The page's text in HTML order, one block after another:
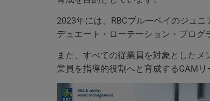
2023年には、RBCブルーベイのジュ
デュエート・ローテーション・プログ
また、すべての従業員を対象とした
業員を指導的役割へと育成するGAM